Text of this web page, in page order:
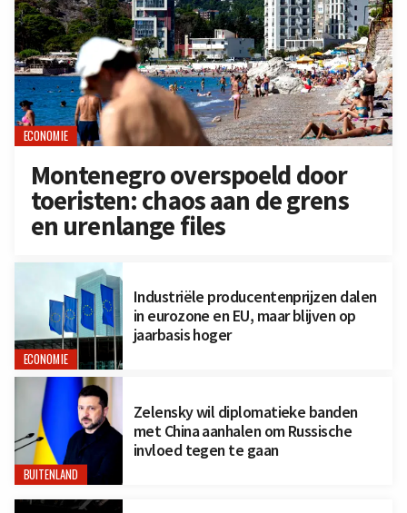
ECONOMIE
Montenegro overspoeld door
toeristen: chaos aan de grens
en urenlange files
ECONOMIE
Industriële producentenprijzen dalen
in eurozone en EU, maar blijven op
jaarbasis hoger
BUITENLAND
Zelensky wil diplomatieke banden
met China aanhalen om Russische
invloed tegen te gaan